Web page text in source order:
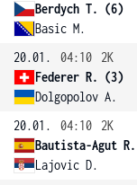
Berdych T. (6)
Basic M.
20.01.
04:10
2K
Federer R. (3)
Dolgopolov A.
20.01.
04:10
2K
Lajovic D.